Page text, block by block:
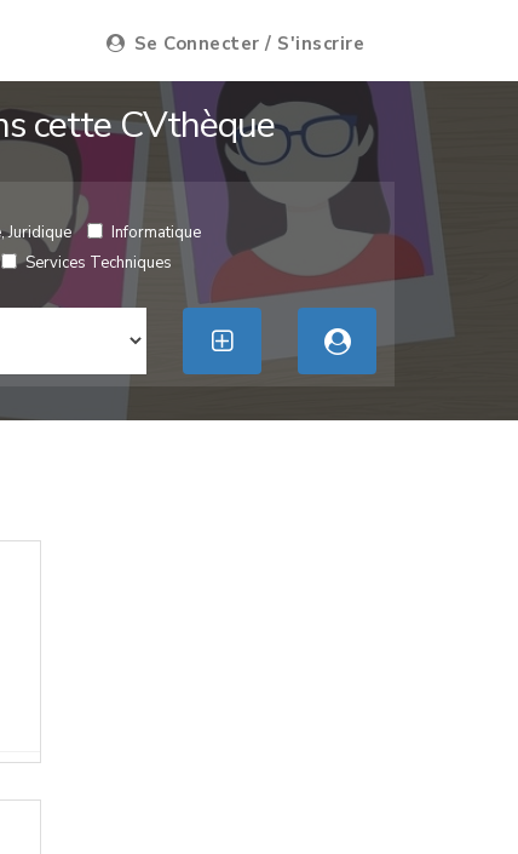
Se Connecter / S'inscrire
cette CVthèque
Juridique
Informatique
Services Techniques